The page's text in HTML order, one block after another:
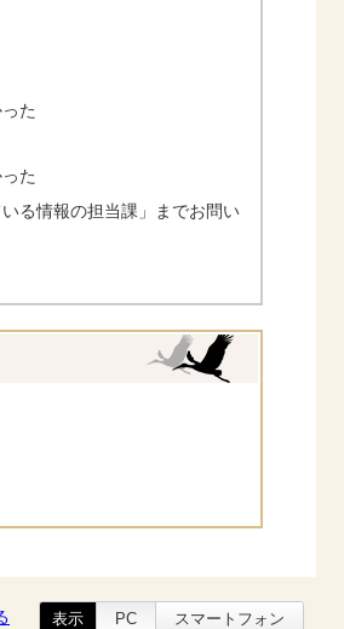
た
た
る情報の担当課」までお問い
表示 PC スマートフォン